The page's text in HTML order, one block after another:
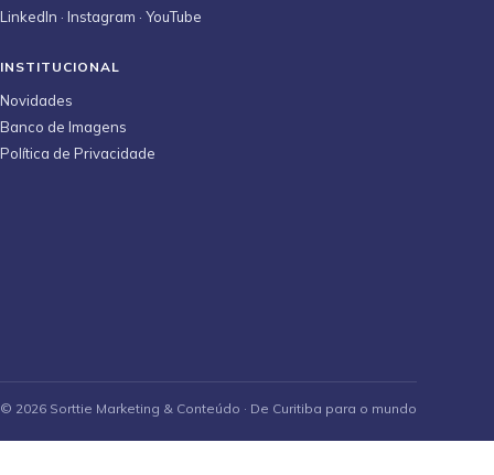
LinkedIn · Instagram · YouTube
INSTITUCIONAL
Novidades
Banco de Imagens
Política de Privacidade